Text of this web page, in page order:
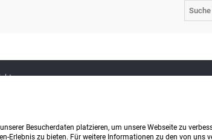
Inc.
Besucherdaten platzieren, um unsere Webseite zu
Erlebnis zu bieten. Für weitere Informationen zu den von uns